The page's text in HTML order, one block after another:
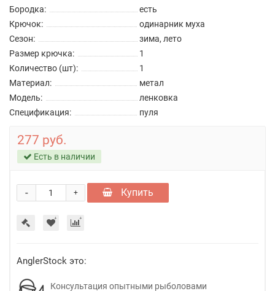
Бородка:
есть
Крючок:
одинарник муха
Сезон:
зима, лето
Размер крючка:
1
Количество (шт):
1
Материал:
метал
Модель:
ленковка
Спецификация:
пуля
277 руб.
Есть в наличии
+
- Купить
AnglerStock это:
Консультация опытными рыболовами